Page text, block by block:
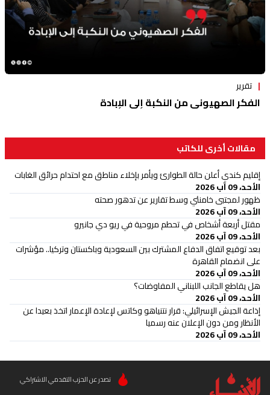
تقرير
الفكر الصهيوني من النكبة إلى الإبادة
مقالات أخرى للكاتب
إقليم كندي أعلن حالة الطوارئ ويأمر بإخلاء مناطق مع احتدام حرائق الغابات
الأحد، 09 آب 2026
ظهور لمجتبى خامنئي وسط تقارير عن تدهور صحته
الأحد، 09 آب 2026
مقتل أربعة أشخاص في تحطم مروحية في ريو دي جانيرو
الأحد، 09 آب 2026
بعد توقيع اتفاق الدفاع المشترك بين السعودية وباكستان وتركيا.. مؤشرات
على انضمام القاهرة
الأحد، 09 آب 2026
هل يقاطع الجانب اللبناني المفاوضات؟
الأحد، 09 آب 2026
إذاعة الجيش الإسرائيلي: قرار نتنياهو وكاتس لإعادة الإعمار اتخذ بعيدا عن
الأنظار ومن دون الإعلان عنه رسميا
الأحد، 09 آب 2026
تصدر عن الحزب التقدمي الاشتراكي